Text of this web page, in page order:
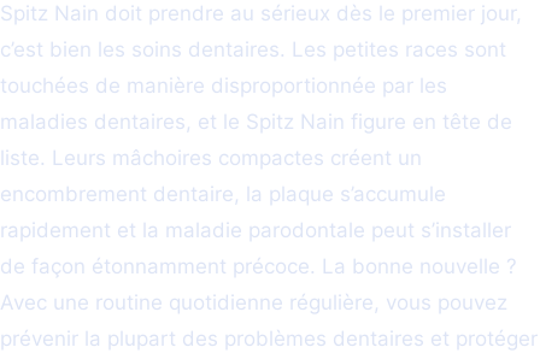
Spitz Nain doit prendre au sérieux dès le premier jour,
c’est bien les soins dentaires. Les petites races sont
touchées de manière disproportionnée par les
maladies dentaires, et le Spitz Nain figure en tête de
liste. Leurs mâchoires compactes créent un
encombrement dentaire, la plaque s’accumule
rapidement et la maladie parodontale peut s’installer
de façon étonnamment précoce. La bonne nouvelle ?
Avec une routine quotidienne régulière, vous pouvez
prévenir la plupart des problèmes dentaires et protéger